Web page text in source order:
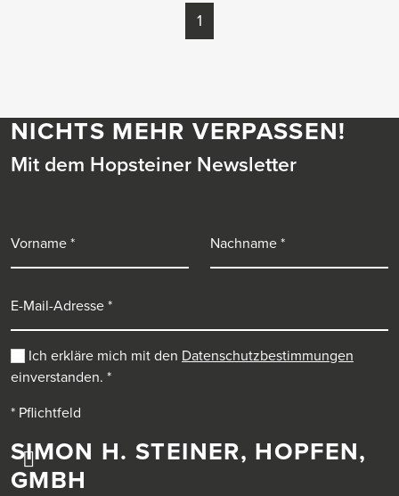
1
SIMON H. STEINER, HOPFEN,
GMBH
NICHTS MEHR VERPASSEN!
Mit dem Hopsteiner Newsletter
Ich erkläre mich mit den Datenschutzbestimmungen
einverstanden. *
* Pflichtfeld